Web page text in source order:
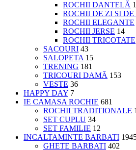
ROCHII DANTELĂ 1
ROCHII DE ZI SI DE
ROCHII ELEGANTE
ROCHII JERSE 14
ROCHII TRICOTATE
SACOURI 43
SALOPETA 15
TRENING 181
TRICOURI DAMĂ 153
VESTE 36
HAPPY DAY 7
IE CAMASA ROCHIE 681
ROCHII TRADITIONALE
SET CUPLU 34
SET FAMILIE 12
INCALTAMINTE BARBATI
GHETE BARBATI 402